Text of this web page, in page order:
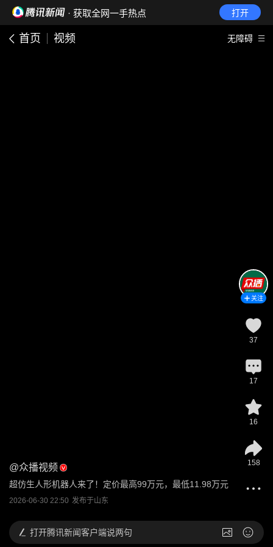
· 获取全网一手热点 打开
首页 视频 无障碍
@众播视频
超仿生人形机器人来了！定价最高99万元，最低11.98万元
2026-06-30 22:50 发布于山东
关注
37
17
16
158
打开腾讯新闻客户端说两句